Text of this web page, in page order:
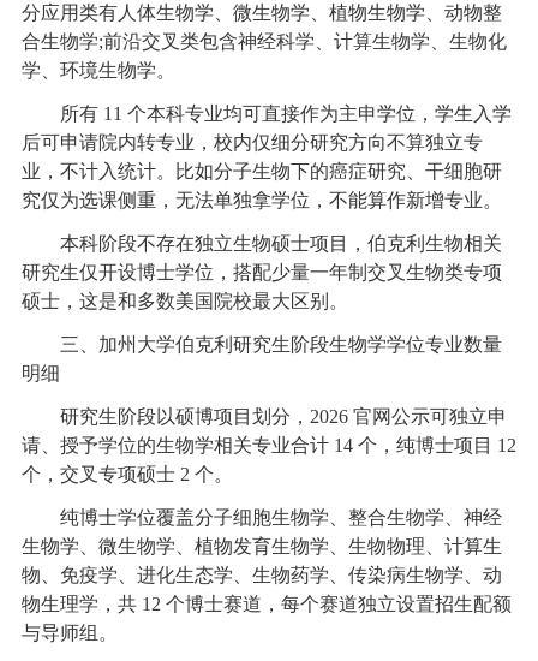
分应用类有人体生物学、微生物学、植物生物学、动物整
合生物学;前沿交叉类包含神经科学、计算生物学、生物化
学、环境生物学。
所有 11 个本科专业均可直接作为主申学位，学生入学
后可申请院内转专业，校内仅细分研究方向不算独立专
业，不计入统计。比如分子生物下的癌症研究、干细胞研
究仅为选课侧重，无法单独拿学位，不能算作新增专业。
本科阶段不存在独立生物硕士项目，伯克利生物相关
研究生仅开设博士学位，搭配少量一年制交叉生物类专项
硕士，这是和多数美国院校最大区别。
三、加州大学伯克利研究生阶段生物学学位专业数量
明细
研究生阶段以硕博项目划分，2026 官网公示可独立申
请、授予学位的生物学相关专业合计 14 个，纯博士项目 12
个，交叉专项硕士 2 个。
纯博士学位覆盖分子细胞生物学、整合生物学、神经
生物学、微生物学、植物发育生物学、生物物理、计算生
物、免疫学、进化生态学、生物药学、传染病生物学、动
物生理学，共 12 个博士赛道，每个赛道独立设置招生配额
与导师组。